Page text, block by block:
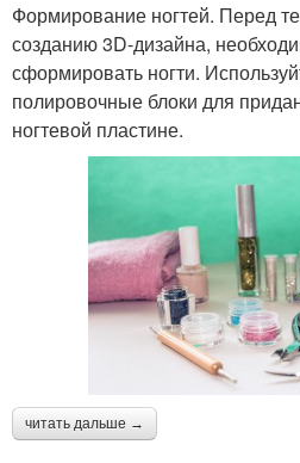
Формирование ногтей. Перед
созданию 3D-дизайна,
сформировать ногти.
полировочные блоки для
ногтевой пластине.
читать дальше →